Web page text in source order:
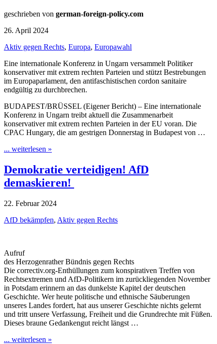
geschrieben von german-foreign-policy.com
26. April 2024
Aktiv gegen Rechts, Europa, Europawahl
Eine internationale Konferenz in Ungarn versammelt Politiker
konservativer mit extrem rechten Parteien und stützt Bestrebungen
im Europaparlament, den antifaschistischen cordon sanitaire
endgültig zu durchbrechen.
BUDAPEST/BRÜSSEL (Eigener Bericht) – Eine internationale
Konferenz in Ungarn treibt aktuell die Zusammenarbeit
konservativer mit extrem rechten Parteien in der EU voran. Die
CPAC Hungary, die am gestrigen Donnerstag in Budapest von …
... weiterlesen »
Demokratie verteidigen! AfD
demaskieren!
22. Februar 2024
AfD bekämpfen, Aktiv gegen Rechts
Aufruf
des Herzogenrather Bündnis gegen Rechts
Die correctiv.org-Enthüllungen zum konspirativen Treffen von
Rechtsextremen und AfD-Politikern im zurückliegenden November
in Potsdam erinnern an das dunkelste Kapitel der deutschen
Geschichte. Wer heute politische und ethnische Säuberungen
unseres Landes fordert, hat aus unserer Geschichte nichts gelernt
und tritt unsere Verfassung, Freiheit und die Grundrechte mit Füßen.
Dieses braune Gedankengut reicht längst …
... weiterlesen »